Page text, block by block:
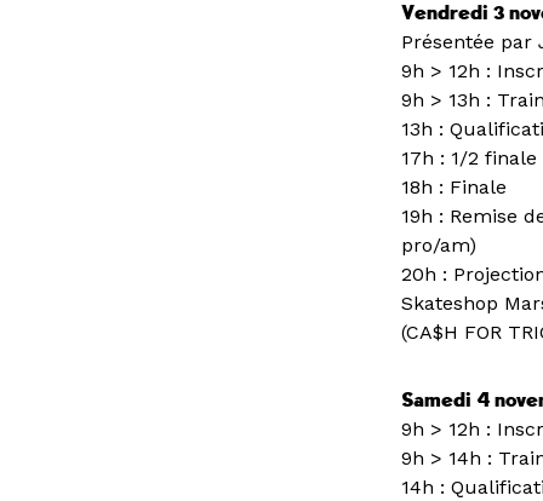
Vendredi 3
Présentée par
9h > 12h :
9h > 13h :
13h :
17h : 1/2 finale
18h : Finale
19h : Remise
pro/am)
20h :
Skateshop
(CA$H FOR
Samedi 4
9h > 12h :
9h > 14h :
14h :